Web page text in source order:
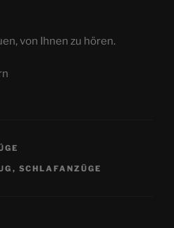
von Ihnen zu hören.
, SCHLAFANZÜGE